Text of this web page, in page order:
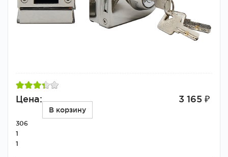
Цена: 3 165 ₽
В корзину
306
1
1